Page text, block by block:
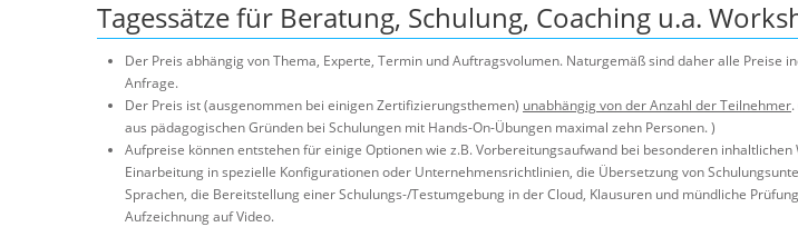
Tagessätze für Beratung, Schulung, Coaching u.a.
Der Preis abhängig von Thema, Experte, Termin und Auftragsvolumen. Naturgemäß sind daher alle Preise
Anfrage.
Der Preis ist (ausgenommen bei einigen Zertifizierungsthemen) unabhängig von der Anzahl der Teilnehmer
aus pädagogischen Gründen bei Schulungen mit Hands-On-Übungen maximal zehn Personen. )
Aufpreise können entstehen für einige Optionen wie z.B. Vorbereitungsaufwand bei besonderen inhaltlichen
Einarbeitung in spezielle Konfigurationen oder Unternehmensrichtlinien, die Übersetzung von
Sprachen, die Bereitstellung einer Schulungs-/Testumgebung in der Cloud, Klausuren und mündliche
Aufzeichnung auf Video.